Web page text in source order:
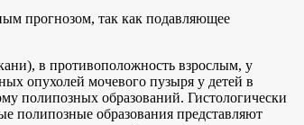
прогнозом, так как подавляющее
в противоположность взрослым, у
опухолей мочевого пузыря у детей в
полипозных образований. Гистологически
полипозные образования представляют